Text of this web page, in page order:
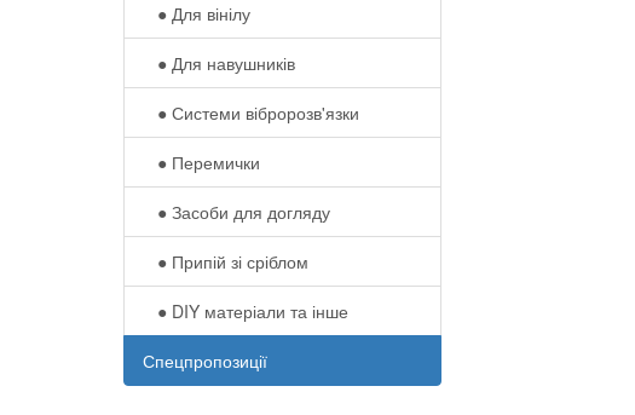
● Для вінілу
● Для навушників‎
● Системи вібророзв'язки
● Перемички
● Засоби для догляду
● Припій зі сріблом
● DIY матеріали та інше
Спецпропозиції